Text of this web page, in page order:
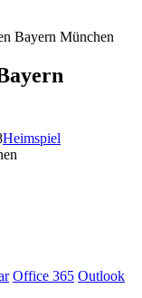
Bayern München
Heimspiel
Office 365 Outlook